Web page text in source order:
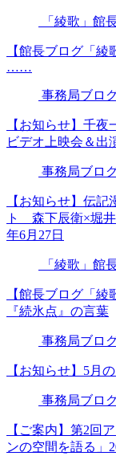
「綾歌」館
【館長ブログ「綾
……
事務局ブロ
【お知らせ】千
ビデオ上映会＆出
事務局ブロ
【お知らせ】伝
ト 森下辰衛×堀
年6月27日
「綾歌」館
【館長ブログ「綾
『続氷点』の言葉
事務局ブロ
【お知らせ】5月
事務局ブロ
【ご案内】第2回
ンの空間を語る」